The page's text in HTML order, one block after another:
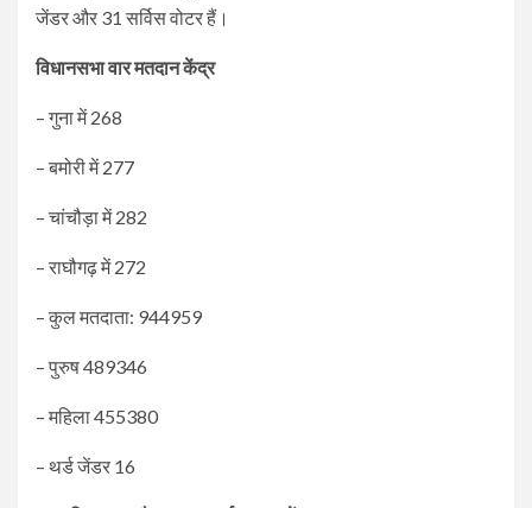
जेंडर और 31 सर्विस वोटर हैं।
विधानसभा वार मतदान केंद्र
– गुना में 268
– बमोरी में 277
– चांचौड़ा में 282
– राघौगढ़ में 272
– कुल मतदाता: 944959
– पुरुष 489346
– महिला 455380
– थर्ड जेंडर 16